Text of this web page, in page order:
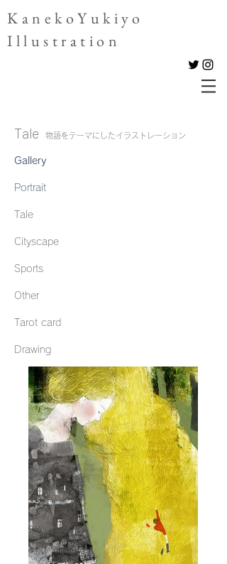
KanekoYukiyo
Illustration
Tale 物語をテーマにしたイラストレーション
Gallery
Portrait
Tale
Cityscape
Sports
Other
Tarot card
Drawing